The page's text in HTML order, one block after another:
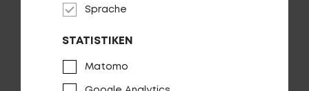
Parkstütze PROCRAFT Kick II
AUF DIE WUNSCHLISTE
Sprache
STATISTIKEN
Matomo